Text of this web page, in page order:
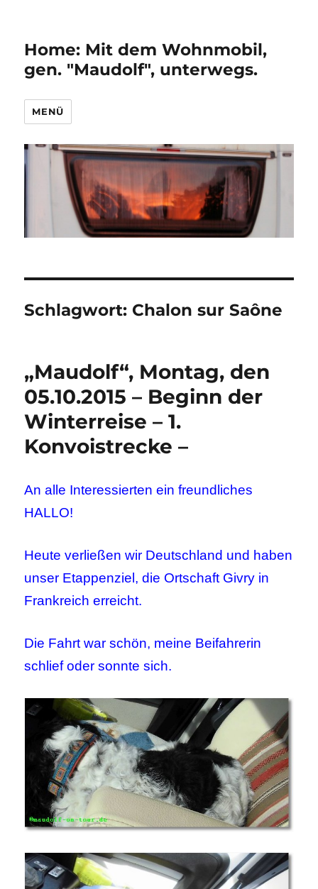
Home: Mit dem Wohnmobil,
gen. "Maudolf", unterwegs.
MENÜ
Schlagwort: Chalon sur Saône
„Maudolf“, Montag, den
05.10.2015 – Beginn der
Winterreise – 1.
Konvoistrecke –
An alle Interessierten ein freundliches
HALLO!
Heute verließen wir Deutschland und haben
unser Etappenziel, die Ortschaft Givry in
Frankreich erreicht.
Die Fahrt war schön, meine Beifahrerin
schlief oder sonnte sich.